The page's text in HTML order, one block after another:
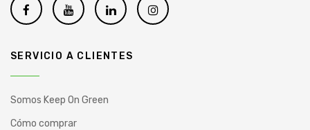
SERVICIO A CLIENTES
Somos Keep On Green
Cómo comprar